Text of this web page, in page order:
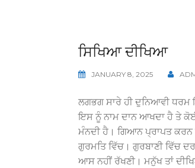
ਸਿਖਿਆ ਦੀਖਿਆ
JANUARY 8, 2025
ਲਗਭਗ ਸਾਰੇ ਹੀ ਦੁਨਿਆਵੀ
ਇਸ ਨੂੰ ਨਾਮ ਦਾਨ ਆਖਦਾ ਹੈ ਤੇ
ਮੰਨਦੀ ਹੈ। ਗਿਆਨ ਪ੍ਰਾਪਤ ਕਰਨ
ਗੁਰਮਤਿ ਵਿੱਚ। ਗੁਰਬਾਣੀ ਵਿੱਚ
ਆਸ ਨਹੀਂ ਰੱਖਣੀ। ਮਨੁੱਖ ਤਾਂ